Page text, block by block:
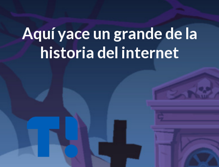
Aquí yace un grande de la
historia del internet